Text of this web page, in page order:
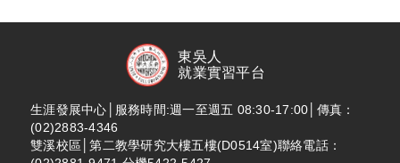
東吳人
就業實習平台
生涯發展中心│服務時間:週一至週五 08:30-17:00│傳真：
(02)2883-4346
雙溪校區│第二教學研究大樓五樓(D0514室)聯絡電話：